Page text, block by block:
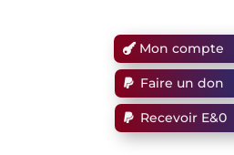
Mon compte
Faire un don
Recevoir E&0